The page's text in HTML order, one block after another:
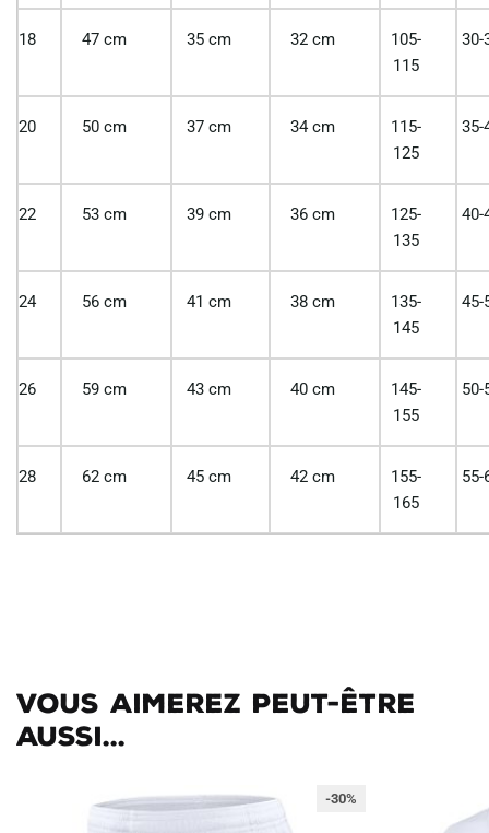
18 47 cm 35 cm 32 cm
105-
115
30-
20 50 cm 37 cm 34 cm
115-
125
35-
22 53 cm 39 cm 36 cm
125-
135
40-
24 56 cm 41 cm 38 cm
135-
145
45-
26 59 cm 43 cm 40 cm
145-
155
50-
28 62 cm 45 cm 42 cm
155-
165
55-
Vous aimerez peut-être
aussi...
-30%